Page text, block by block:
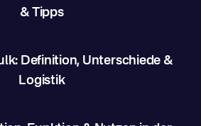
& Tipps
Definition, Unterschiede &
Logistik